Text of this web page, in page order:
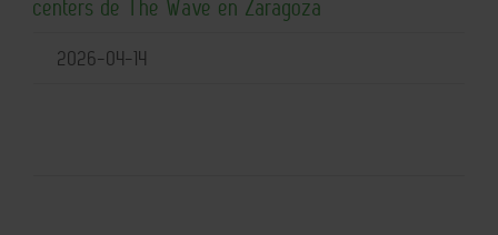
centers de The Wave en Zaragoza
2026-04-14